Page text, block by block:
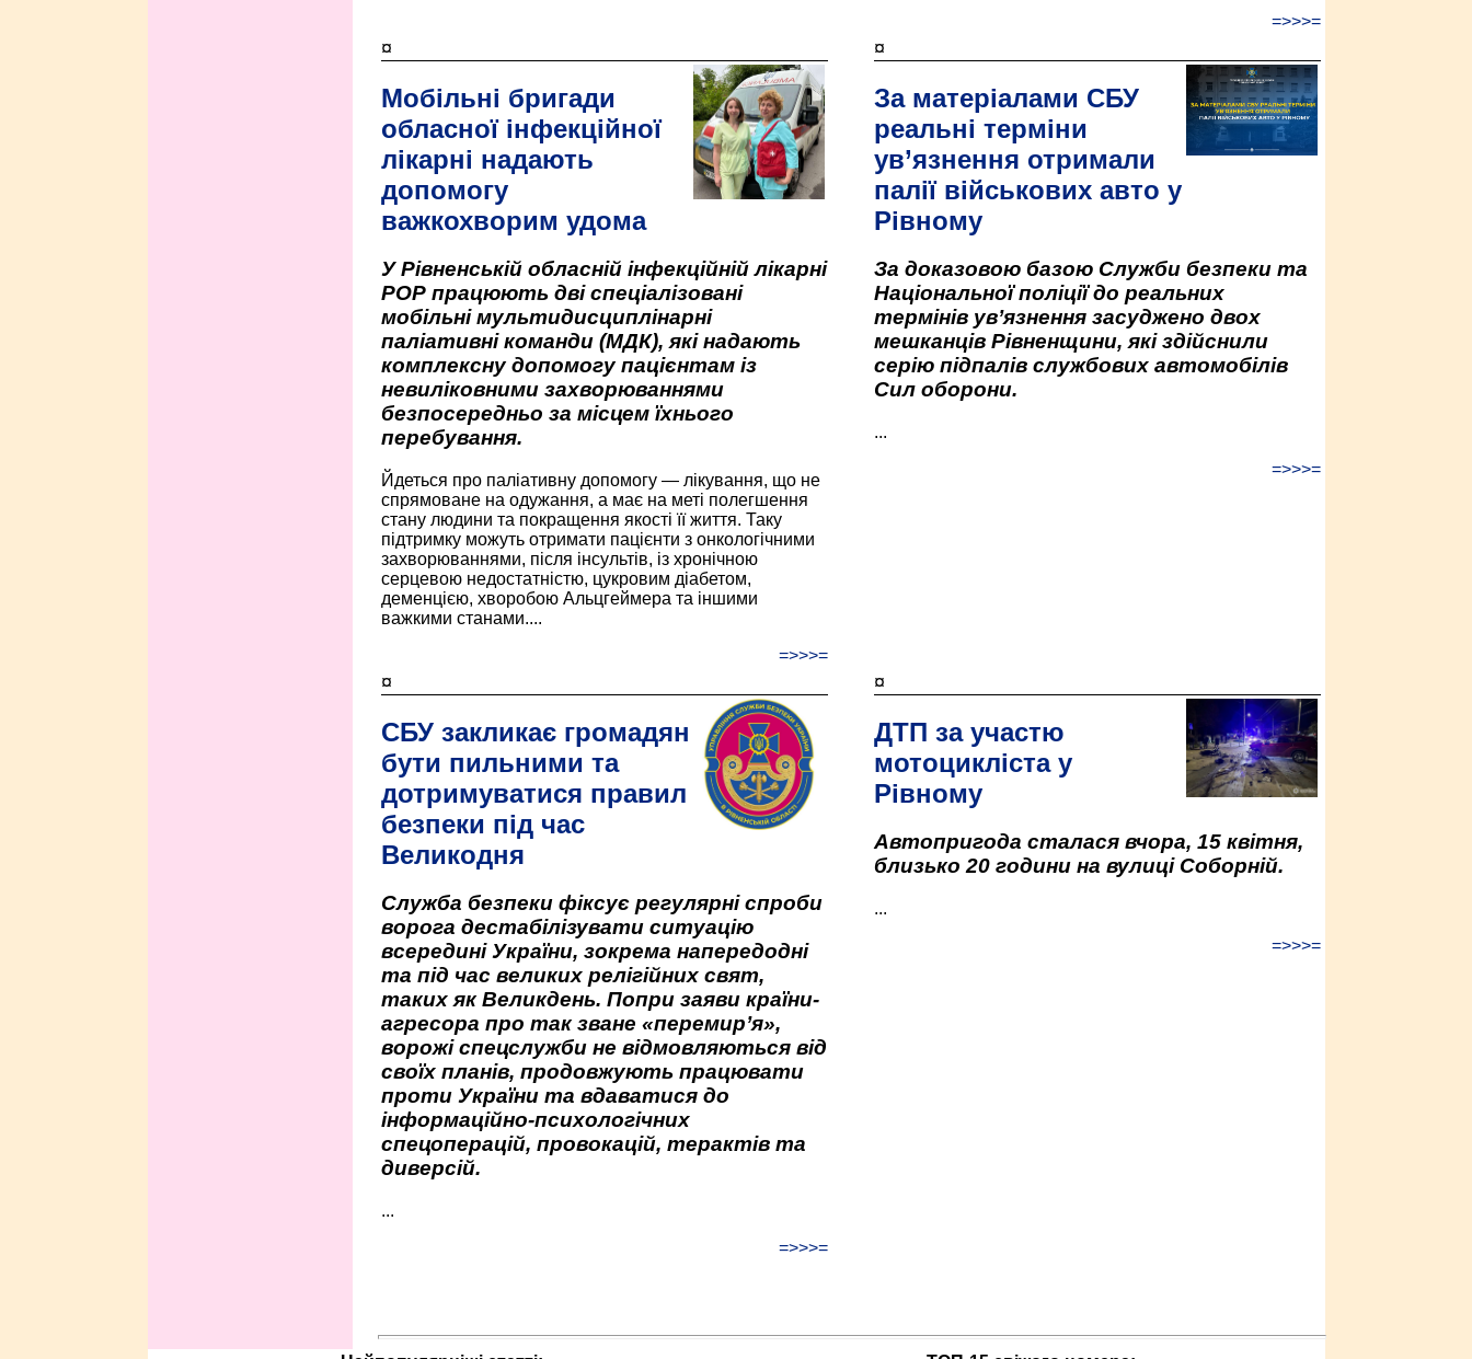
=>>>=
¤
Мобільні бригади
обласної інфекційної
лікарні надають
допомогу
важкохворим удома
У Рівненській обласній інфекційній лікарні
РОР працюють дві спеціалізовані
мобільні мультидисциплінарні
паліативні команди (МДК), які надають
комплексну допомогу пацієнтам із
невиліковними захворюваннями
безпосередньо за місцем їхнього
перебування.
Йдеться про паліативну допомогу — лікування, що не
спрямоване на одужання, а має на меті полегшення
стану людини та покращення якості її життя. Таку
підтримку можуть отримати пацієнти з онкологічними
захворюваннями, після інсультів, із хронічною
серцевою недостатністю, цукровим діабетом,
деменцією, хворобою Альцгеймера та іншими
важкими станами....
=>>>=
¤
За матеріалами СБУ
реальні терміни
ув’язнення отримали
палії військових авто у
Рівному
За доказовою базою Служби безпеки та
Національної поліції до реальних
термінів ув’язнення засуджено двох
мешканців Рівненщини, які здійснили
серію підпалів службових автомобілів
Сил оборони.
...
=>>>=
¤
СБУ закликає громадян
бути пильними та
дотримуватися правил
безпеки під час
Великодня
Служба безпеки фіксує регулярні спроби
ворога дестабілізувати ситуацію
всередині України, зокрема напередодні
та під час великих релігійних свят,
таких як Великдень. Попри заяви країни-
агресора про так зване «перемир’я»,
ворожі спецслужби не відмовляються від
своїх планів, продовжують працювати
проти України та вдаватися до
інформаційно-психологічних
спецоперацій, провокацій, терактів та
диверсій.
...
=>>>=
¤
ДТП за участю
мотоцикліста у
Рівному
Автопригода сталася вчора, 15 квітня,
близько 20 години на вулиці Соборній.
...
=>>>=